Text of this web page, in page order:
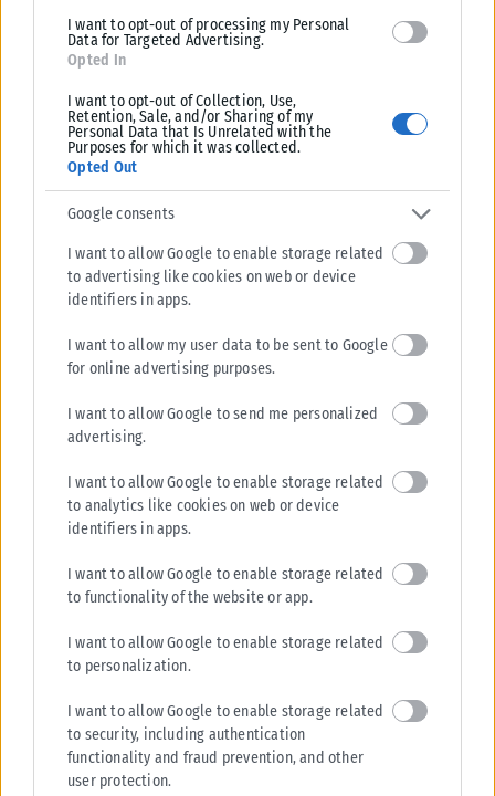
I want to opt-out of processing my Personal
Data for Targeted Advertising.
Opted In
I want to opt-out of Collection, Use,
Retention, Sale, and/or Sharing of my
Personal Data that Is Unrelated with the
Purposes for which it was collected.
Opted Out
Google consents
I want to allow Google to enable storage related
to advertising like cookies on web or device
identifiers in apps.
I want to allow my user data to be sent to Google
for online advertising purposes.
I want to allow Google to send me personalized
advertising.
I want to allow Google to enable storage related
to analytics like cookies on web or device
identifiers in apps.
I want to allow Google to enable storage related
to functionality of the website or app.
I want to allow Google to enable storage related
to personalization.
I want to allow Google to enable storage related
to security, including authentication
functionality and fraud prevention, and other
user protection.